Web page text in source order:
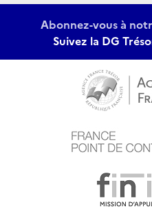
Abonnez-vous à
Suivez la DG